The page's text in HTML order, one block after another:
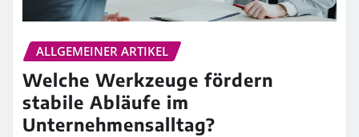
ALLGEMEINER ARTIKEL
Welche Werkzeuge fördern
stabile Abläufe im
Unternehmensalltag?